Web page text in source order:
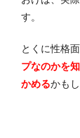
す。
とくに性格
プなのかを
かめるかも